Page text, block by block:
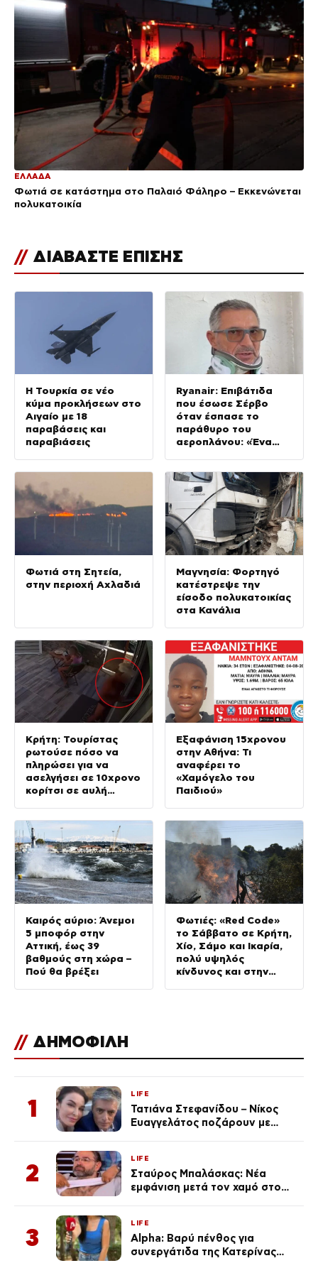
ΕΛΛΑΔΑ
Φωτιά σε κατάστημα στο Παλαιό Φάληρο – Εκκενώνεται
πολυκατοικία
// ΔΙΑΒΑΣΤΕ ΕΠΙΣΗΣ
Η Τουρκία σε νέο
κύμα προκλήσεων στο
Αιγαίο με 18
παραβάσεις και
παραβιάσεις
Ryanair: Επιβάτιδα
που έσωσε Σέρβο
όταν έσπασε το
παράθυρο του
αεροπλάνου: «Ένα
σαν πλαστελίνη»
Φωτιά στη Σητεία,
στην περιοχή Αχλαδιά
Μαγνησία: Φορτηγό
κατέστρεψε την
είσοδο πολυκατοικίας
στα Κανάλια
Κρήτη: Τουρίστας
ρωτούσε πόσο να
πληρώσει για να
ασελγήσει σε 10χρονο
κορίτσι σε αυλή
Εξαφάνιση 15χρονου
στην Αθήνα: Τι
αναφέρει το
«Χαμόγελο του
Παιδιού»
Καιρός αύριο: Άνεμοι
5 μποφόρ στην
Αττική, έως 39
βαθμούς στη χώρα –
Πού θα βρέξει
Φωτιές: «Red Code»
το Σάββατο σε Κρήτη,
Χίο, Σάμο και Ικαρία,
πολύ υψηλός
κίνδυνος και στην
// ΔΗΜΟΦΙΛΗ
1
LIFE
Τατιάνα Στεφανίδου – Νίκος
Ευαγγελάτος ποζάρουν με
2
LIFE
Σταύρος Μπαλάσκας: Νέα
εμφάνιση μετά τον χαμό στο
3
LIFE
Alpha: Βαρύ πένθος για
συνεργάτιδα της Κατερίνας